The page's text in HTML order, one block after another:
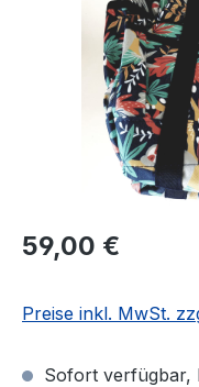
Regulärer Preis:
59,00 €
Preise inkl. MwSt.
Sofort verfügbar,